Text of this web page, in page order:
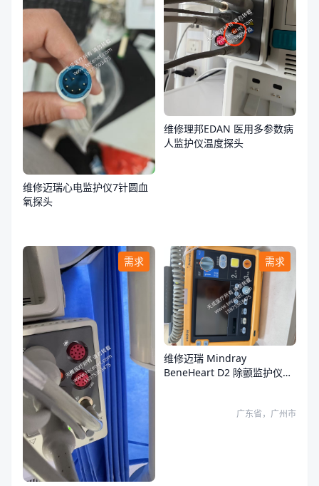
维修迈瑞心电监护仪7针圆血
氧探头
维修理邦EDAN 医用多参数病
人监护仪温度探头
需求 需求
维修迈瑞 Mindray
BeneHeart D2 除颤监护仪故
广东省，广州市